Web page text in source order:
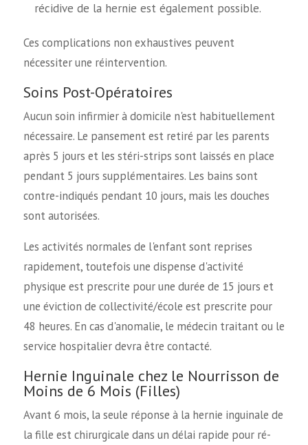
récidive de la hernie est également possible.
Ces complications non exhaustives peuvent
nécessiter une réintervention.
Soins Post-Opératoires
Aucun soin infirmier à domicile n'est habituellement
nécessaire. Le pansement est retiré par les parents
après 5 jours et les stéri-strips sont laissés en place
pendant 5 jours supplémentaires. Les bains sont
contre-indiqués pendant 10 jours, mais les douches
sont autorisées.
Les activités normales de l'enfant sont reprises
rapidement, toutefois une dispense d'activité
physique est prescrite pour une durée de 15 jours et
une éviction de collectivité/école est prescrite pour
48 heures. En cas d'anomalie, le médecin traitant ou le
service hospitalier devra être contacté.
Hernie Inguinale chez le Nourrisson de
Moins de 6 Mois (Filles)
Avant 6 mois, la seule réponse à la hernie inguinale de
la fille est chirurgicale dans un délai rapide pour ré-